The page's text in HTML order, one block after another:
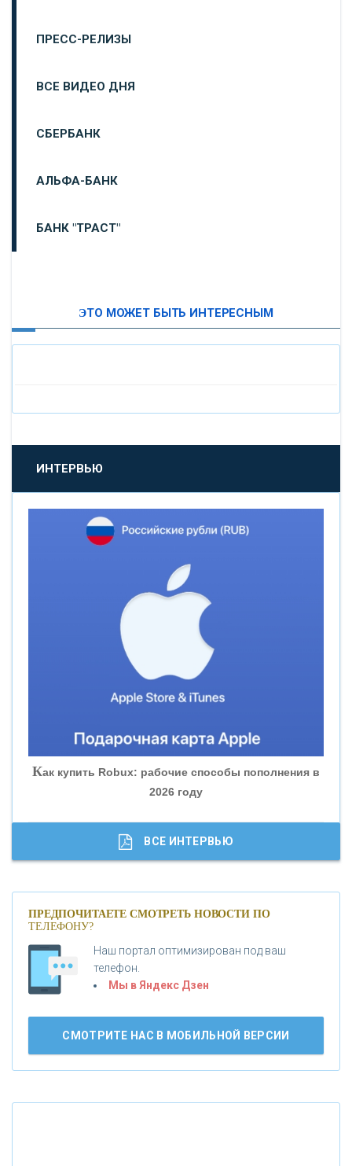
ПРЕСС-РЕЛИЗЫ
ВСЕ ВИДЕО ДНЯ
СБЕРБАНК
АЛЬФА-БАНК
БАНК "ТРАСТ"
«БАНК САНКТ-ПЕТЕРБУРГ»
«ПРОМСВЯЗЬБАНК»
«НОВИКОМБАНК»
«ВНЕШПРОМБАНК»
«БАНК ГЛОБЭКС»
«СОВКОМБАНК»
«ГАЗПРОМБАНК»
«МОСКОВСКИЙ КРЕДИТНЫЙ БАНК»
«БАНК ВОЗРОЖДЕНИЕ»
АО «КРЕДИТ ЕВРОПА БАНК»
ЭТО МОЖЕТ БЫТЬ ИНТЕРЕСНЫМ
ИНТЕРВЬЮ
Как купить Robux: рабочие способы пополнения в
2026 году
Банки.ру обновил логотип впервые за 19 лет -
ВСЕ ИНТЕРВЬЮ
ПРЕДПОЧИТАЕТЕ СМОТРЕТЬ НОВОСТИ ПО
ТЕЛЕФОНУ?
Наш портал оптимизирован под ваш
телефон.
Мы в Яндекс Дзен
СМОТРИТЕ НАС В МОБИЛЬНОЙ ВЕРСИИ